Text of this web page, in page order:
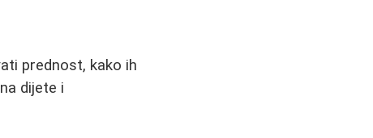
prednost, kako ih
dijete i